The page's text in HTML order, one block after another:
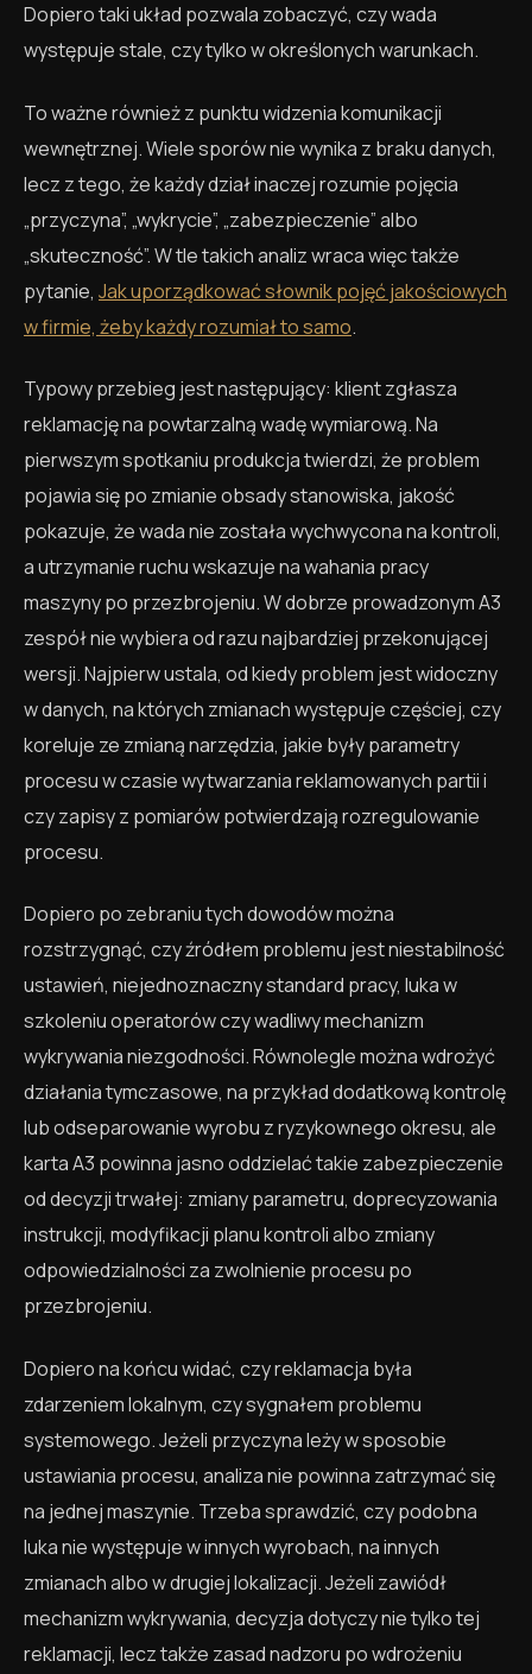
Dopiero taki układ pozwala zobaczyć, czy wada
występuje stale, czy tylko w określonych warunkach.
To ważne również z punktu widzenia komunikacji
wewnętrznej. Wiele sporów nie wynika z braku danych,
lecz z tego, że każdy dział inaczej rozumie pojęcia
„przyczyna”, „wykrycie”, „zabezpieczenie” albo
„skuteczność”. W tle takich analiz wraca więc także
pytanie, Jak uporządkować słownik pojęć jakościowych
w firmie, żeby każdy rozumiał to samo.
Typowy przebieg jest następujący: klient zgłasza
reklamację na powtarzalną wadę wymiarową. Na
pierwszym spotkaniu produkcja twierdzi, że problem
pojawia się po zmianie obsady stanowiska, jakość
pokazuje, że wada nie została wychwycona na kontroli,
a utrzymanie ruchu wskazuje na wahania pracy
maszyny po przezbrojeniu. W dobrze prowadzonym A3
zespół nie wybiera od razu najbardziej przekonującej
wersji. Najpierw ustala, od kiedy problem jest widoczny
w danych, na których zmianach występuje częściej, czy
koreluje ze zmianą narzędzia, jakie były parametry
procesu w czasie wytwarzania reklamowanych partii i
czy zapisy z pomiarów potwierdzają rozregulowanie
procesu.
Dopiero po zebraniu tych dowodów można
rozstrzygnąć, czy źródłem problemu jest niestabilność
ustawień, niejednoznaczny standard pracy, luka w
szkoleniu operatorów czy wadliwy mechanizm
wykrywania niezgodności. Równolegle można wdrożyć
działania tymczasowe, na przykład dodatkową kontrolę
lub odseparowanie wyrobu z ryzykownego okresu, ale
karta A3 powinna jasno oddzielać takie zabezpieczenie
od decyzji trwałej: zmiany parametru, doprecyzowania
instrukcji, modyfikacji planu kontroli albo zmiany
odpowiedzialności za zwolnienie procesu po
przezbrojeniu.
Dopiero na końcu widać, czy reklamacja była
zdarzeniem lokalnym, czy sygnałem problemu
systemowego. Jeżeli przyczyna leży w sposobie
ustawiania procesu, analiza nie powinna zatrzymać się
na jednej maszynie. Trzeba sprawdzić, czy podobna
luka nie występuje w innych wyrobach, na innych
zmianach albo w drugiej lokalizacji. Jeżeli zawiódł
mechanizm wykrywania, decyzja dotyczy nie tylko tej
reklamacji, lecz także zasad nadzoru po wdrożeniu